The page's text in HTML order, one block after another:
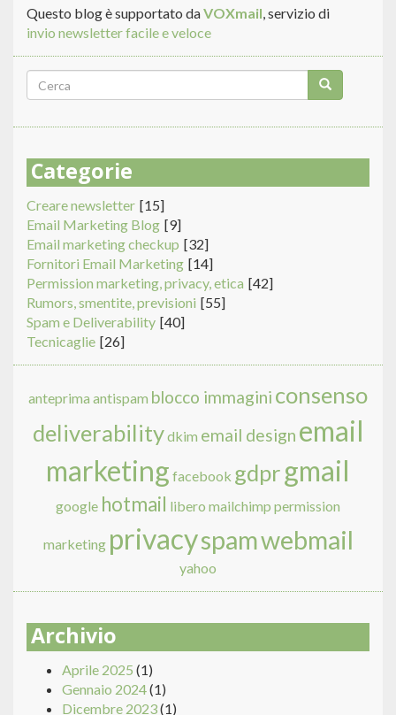
Questo blog è supportato daVOXmail, servizio di
invio newsletter facile e veloce
Form
di
ricerca
Categorie
Creare newsletter [15]
Email Marketing Blog [9]
Email marketing checkup [32]
Fornitori Email Marketing [14]
Permission marketing, privacy, etica [42]
Rumors, smentite, previsioni [55]
Spam e Deliverability [40]
Tecnicaglie [26]
anteprima antispam blocco immagini consenso
deliverabilitydkim email design email
marketing facebook gdpr gmail
google hotmail libero mailchimp permission
marketing privacyspamwebmail
yahoo
Archivio
Aprile 2025 (1)
Gennaio 2024(1)
Dicembre 2023(1)